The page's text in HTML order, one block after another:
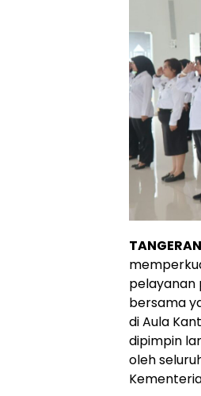
pelayanan
bersama
di Aula
dipimpin
oleh